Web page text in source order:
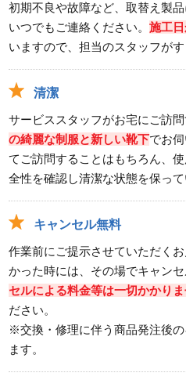
初期不良や故障など、取替え製
いつでもご連絡ください。施工
いますので、担当のスタッフが
清潔
サービススタッフがお宅にご訪問
の綺麗な制服と新しい靴下でお
てご訪問することはもちろん、
全性を確認し清潔な状態を保って
キャンセル無料
作業前にご提示させていただく
かった時には、その場でキャンセ
セルによる料金等は一切かかり
ださい。
※交換・修理に伴う商品発注後
ます。